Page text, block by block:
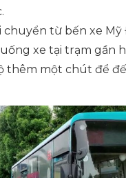
chuyển từ bến xe
xe tại trạm gần
thêm một chút để